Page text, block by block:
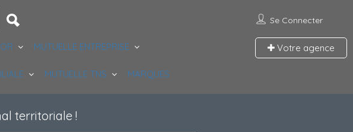
Se Connecter
Votre agence
MUTUELLE ENTREPRISE
MUTUELLE TNS MARQUES
territoriale!